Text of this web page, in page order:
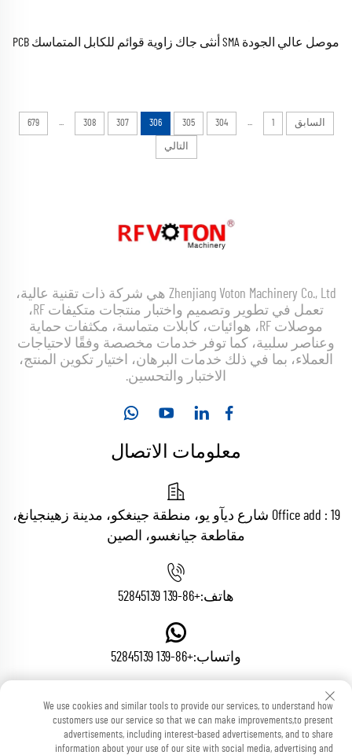
موصل عالي الجودة SMA أنثى جاك زاوية قوائم للكابل المتماسك PCB
السابق 1
...
304
305
306
307
308
...
679
التالي
Zhenjiang Voton Machinery Co., Ltd هي شركة ذات تقنية عالية،
تعمل في تطوير وتصميم واختبار منتجات متكيفات RF،
موصلات RF، هوائيات، كابلات متماسة، مكثفات حماية
وعناصر سلبية، كما توفر خدمات مخصصة وفقًا لاحتياجات
العملاء، بما في ذلك خدمات البرهان، اختيار تكوين المنتج،
الاختبار والتحسين.
معلومات الاتصال
Office add : 19 شارع ديآو يو، منطقة جينغكو، مدينة زهينجيانغ،
مقاطعة جيانغسو، الصين
هاتف:+86-139 52845139
واتساب:+86-139 52845139
البريد الإلكتروني:[email protected]
We use cookies and similar tools to provide our services, to understand how
customers use our service so that we can make improvements,to present
advertisements, including interest-based advertisements, and to share
information about your use of our site with social media, advertising and